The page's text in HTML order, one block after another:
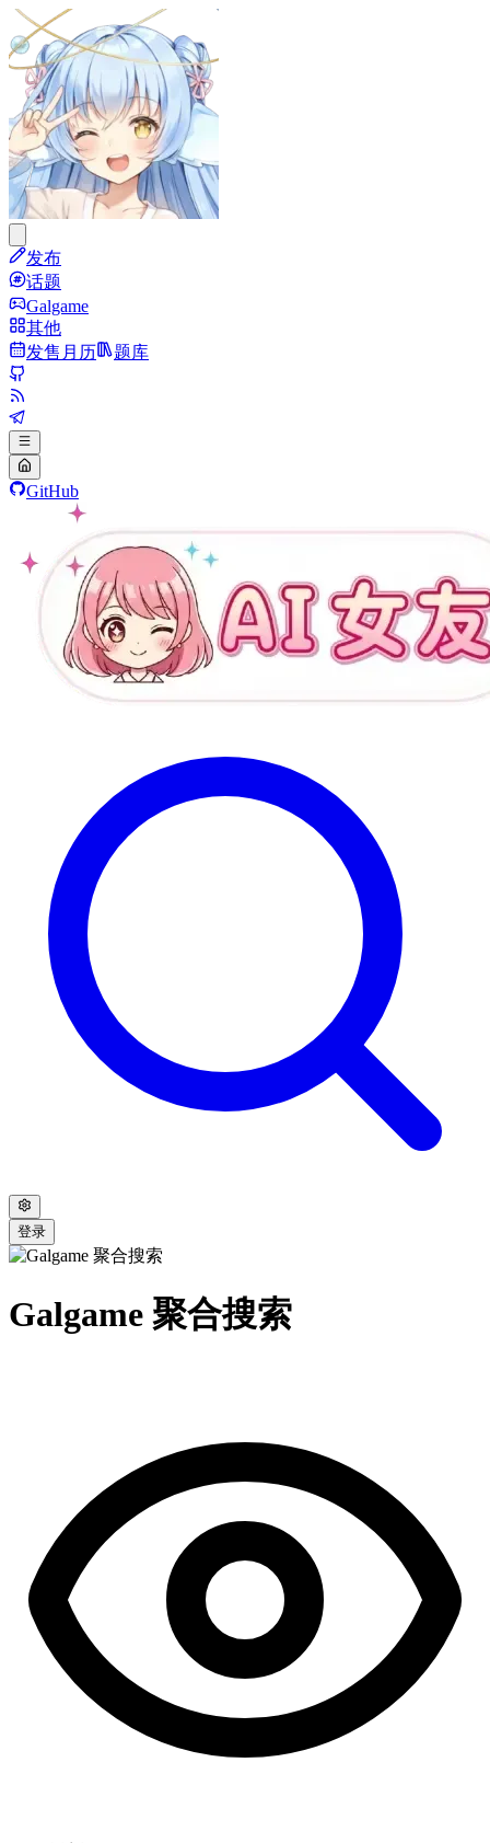
发布
话题
Galgame
其他
发售月历
题库
GitHub
登录
Galgame 聚合搜索